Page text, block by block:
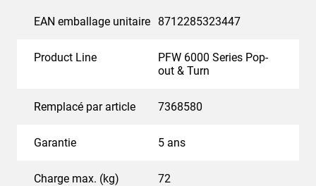
EAN emballage unitaire 8712285323447
Product Line
PFW 6000 Series Pop-
out & Turn
Remplacé par article 7368580
Garantie 5 ans
Charge max. (kg) 72